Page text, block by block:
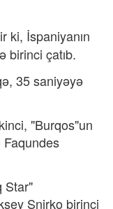
ki, İspaniyanın
birinci çatıb.
35 saniyəyə
"Burqos"un
Faqundes
Star"
Şnirko birinci